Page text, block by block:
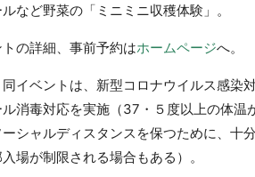
ルなど野菜の「ミニミニ収穫体験」。
の詳細、事前予約はホームページへ。
イベントは、新型コロナウイルス感染
消毒対応を実施（37・５度以上の体温
シャルディスタンスを保つために、十
場が制限される場合もある）。